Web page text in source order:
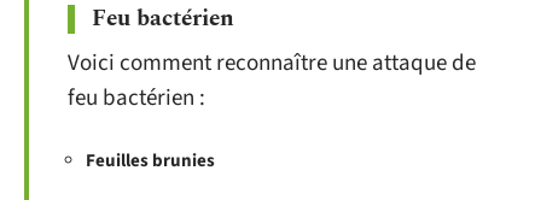
Feu bactérien
Voici comment reconnaître une attaque de
feu bactérien :
Feuilles brunies